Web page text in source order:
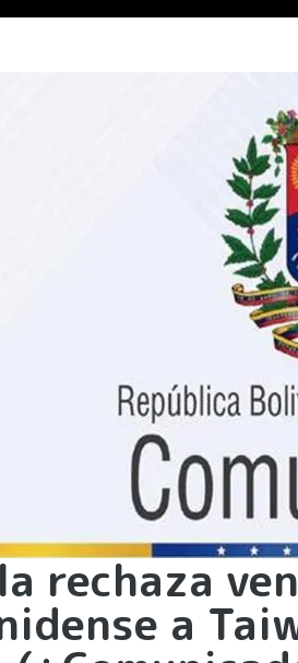
rechaza
a